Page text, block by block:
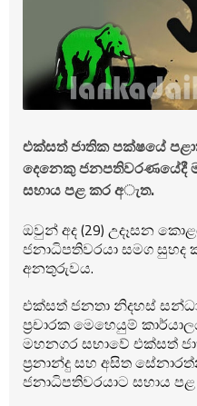
එක්සත් ජාතික පක්ෂයේ
දෙනෙකු ජනපතිවරණයේදී
සහාය පළ කර අැත.
ඔවුන් අද (29) උදෑසන
ජනාධිපතිවරයා සමග සුහද
අනතුරුවය.
එක්සත් ජනතා නිදහස්
ප‍්‍රචාරක මෙහෙයුම්
මහනගර සභාවේ එක්සත්
ප‍්‍රනාන්දු සහ අසිත
ජනාධිපතිවරයාට සහාය
විඩියෝ ගැලරිය